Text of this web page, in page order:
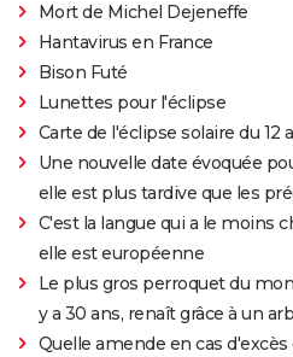
Mort de Michel Dejeneffe
Hantavirus en France
Bison Futé
Lunettes pour l'éclipse
Carte de l'éclipse solaire du 12
Une nouvelle date évoquée
elle est plus tardive que les
C'est la langue qui a le moins
elle est européenne
Le plus gros perroquet du
y a 30 ans, renaît grâce à un
Quelle amende en cas d'excès